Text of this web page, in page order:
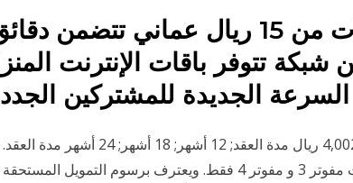
تبدأ اسعار الباقات من 15 ريال عماني
شبكة تتوفر باقات الإنترنت
السعر النقدي (64 جيجابايت): 4,002 ريال مدة العقد;
أقساط 150 متاح لعملاء باقات مفوتر 3 و مفوتر 4 فقط. ويعترف برسوم